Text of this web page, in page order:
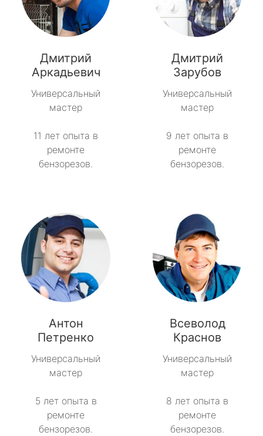
Дмитрий
Аркадьевич
Универсальный
мастер
11 лет опыта в
ремонте
бензорезов.
Дмитрий
Зарубов
Универсальный
мастер
9 лет опыта в
ремонте
бензорезов.
Антон
Петренко
Универсальный
мастер
5 лет опыта в
ремонте
бензорезов.
Всеволод
Краснов
Универсальный
мастер
8 лет опыта в
ремонте
бензорезов.